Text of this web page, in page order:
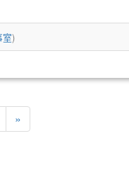
室)
»